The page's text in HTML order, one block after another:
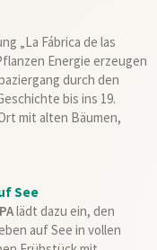
„La Fábrica de las
Energie erzeugen
durch den
bis ins 19.
mit alten Bäumen,
See
lädt dazu ein, den
auf See in vollen